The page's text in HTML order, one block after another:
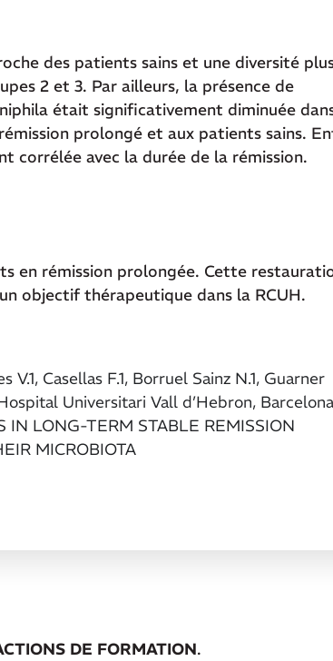
des patients sains et une diversité
2 et 3. Par ailleurs, la présence de
était significativement diminuée
prolongé et aux patients sains.
corrélée avec la durée de la rémission.
en rémission prolongée. Cette
objectif thérapeutique dans la RCUH.
V.1, Casellas F.1, Borruel Sainz N.1, Guarner
Universitari Vall d’Hebron,
IN LONG-TERM STABLE REMISSION
MICROBIOTA
DE FORMATION.